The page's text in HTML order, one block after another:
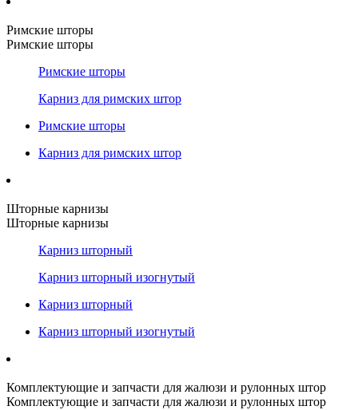
Римские шторы
Римские шторы
Римские шторы
Карниз для римских штор
Римские шторы
Карниз для римских штор
Шторные карнизы
Шторные карнизы
Карниз шторный
Карниз шторный изогнутый
Карниз шторный
Карниз шторный изогнутый
Комплектующие и запчасти для жалюзи и рулонных штор
Комплектующие и запчасти для жалюзи и рулонных штор